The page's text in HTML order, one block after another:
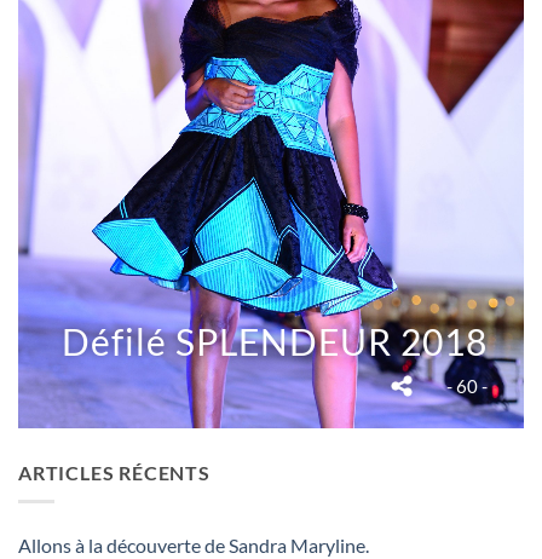
Défilé SPLENDEUR 2018
- 60 -
ARTICLES RÉCENTS
Allons à la découverte de Sandra Maryline.